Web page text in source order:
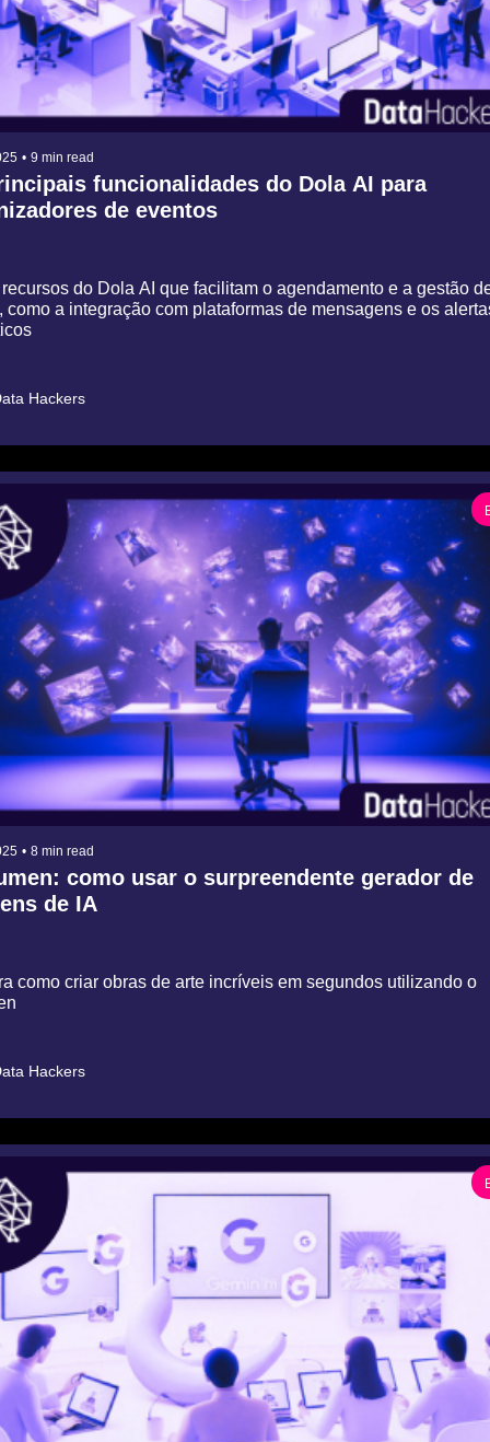
• 9 min read
funcionalidades do Dola AI para
de eventos
do Dola AI que facilitam o agendamento e a gestão
como a integração com plataformas de mensagens e os
Hackers
• 8 min read
como usar o surpreendente gerador de
de IA
como criar obras de arte incríveis em segundos utilizando o
Hackers